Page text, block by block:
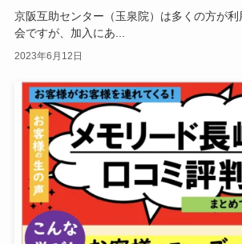
京阪互助センター（玉泉院）は多くの方が
会ですが、加入にあ...
2023年6月12日